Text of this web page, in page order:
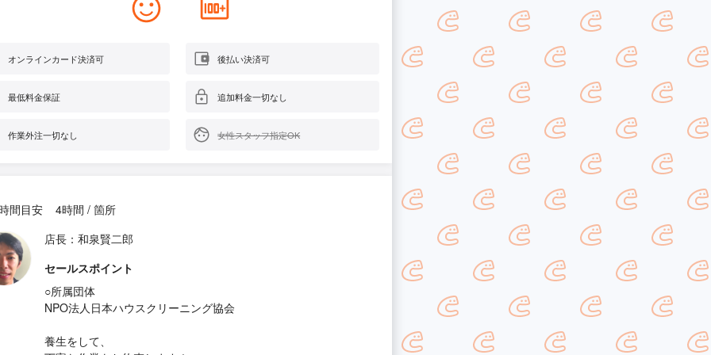
オンラインカード決済可 後払い決済可
最低料金保証 追加料金一切なし
作業外注一切なし 女性スタッフ指定OK
間目安
4時間 / 箇所
店長：和泉賢二郎
セールスポイント
○所属団体
NPO法人日本ハウスクリーニング協会
養生をして、